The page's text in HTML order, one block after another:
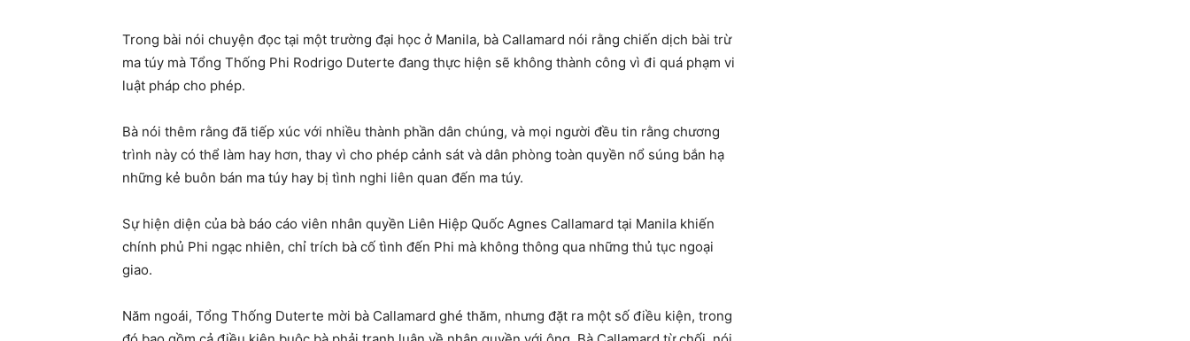
Trong bài nói chuyện đọc tại một trường đại học ở Manila, bà Callamard nói rằng chiến dịch bài trừ
ma túy mà Tổng Thống Phi Rodrigo Duterte đang thực hiện sẽ không thành công vì đi quá phạm vi
luật pháp cho phép.
Bà nói thêm rằng đã tiếp xúc với nhiều thành phần dân chúng, và mọi người đều tin rằng chương
trình này có thể làm hay hơn, thay vì cho phép cảnh sát và dân phòng toàn quyền nổ súng bắn hạ
những kẻ buôn bán ma túy hay bị tình nghi liên quan đến ma túy.
Sự hiện diện của bà báo cáo viên nhân quyền Liên Hiệp Quốc Agnes Callamard tại Manila khiến
chính phủ Phi ngạc nhiên, chỉ trích bà cố tình đến Phi mà không thông qua những thủ tục ngoại
giao.
Năm ngoái, Tổng Thống Duterte mời bà Callamard ghé thăm, nhưng đặt ra một số điều kiện, trong